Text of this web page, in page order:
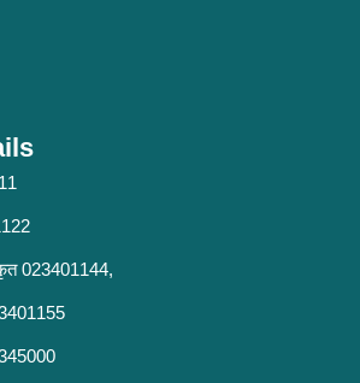
023401144,